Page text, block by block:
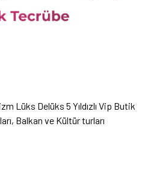
Lüks Delüks 5 Yıldızlı Vip Butik
Balkan ve Kültür turları